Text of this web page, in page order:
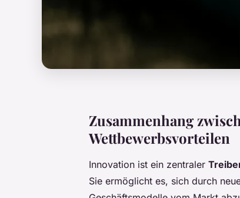
Zusammenhang
Wettbewerbsvorteilen
Innovation ist ein zentraler
Sie ermöglicht es, sich durch